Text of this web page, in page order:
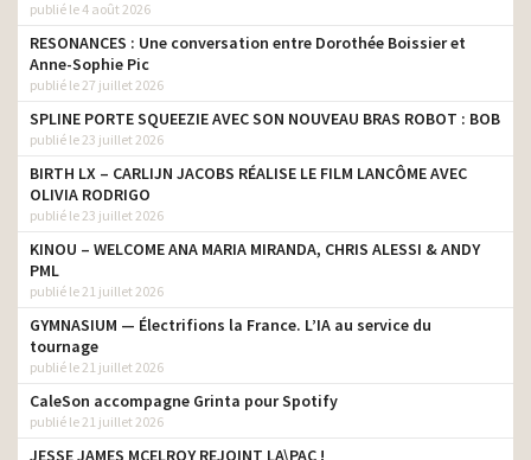
publié le 4 août 2026
RESONANCES : Une conversation entre Dorothée Boissier et
Anne-Sophie Pic
publié le 27 juillet 2026
SPLINE PORTE SQUEEZIE AVEC SON NOUVEAU BRAS ROBOT : BOB
publié le 23 juillet 2026
BIRTH LX – CARLIJN JACOBS RÉALISE LE FILM LANCÔME AVEC
OLIVIA RODRIGO
publié le 23 juillet 2026
KINOU – WELCOME ANA MARIA MIRANDA, CHRIS ALESSI & ANDY
PML
publié le 21 juillet 2026
GYMNASIUM — Électrifions la France. L’IA au service du
tournage
publié le 21 juillet 2026
CaleSon accompagne Grinta pour Spotify
publié le 21 juillet 2026
JESSE JAMES MCELROY REJOINT LA\PAC !